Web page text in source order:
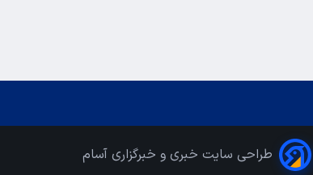
طراحی سایت خبری و خبرگزاری آسام